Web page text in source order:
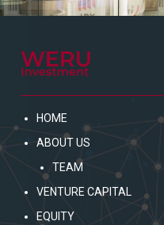
HOME
ABOUT US
TEAM
VENTURE CAPITAL
EQUITY